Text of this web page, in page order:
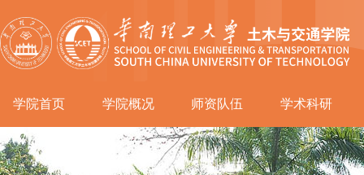
学院首页 学院概况 师资队伍 学术科研